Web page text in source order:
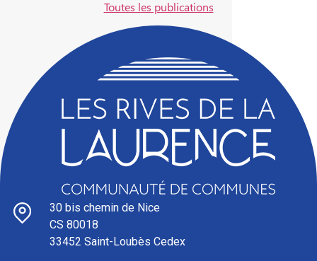
30 bis chemin de Nice
CS 80018
33452 Saint-Loubès Cedex
Toutes les publications